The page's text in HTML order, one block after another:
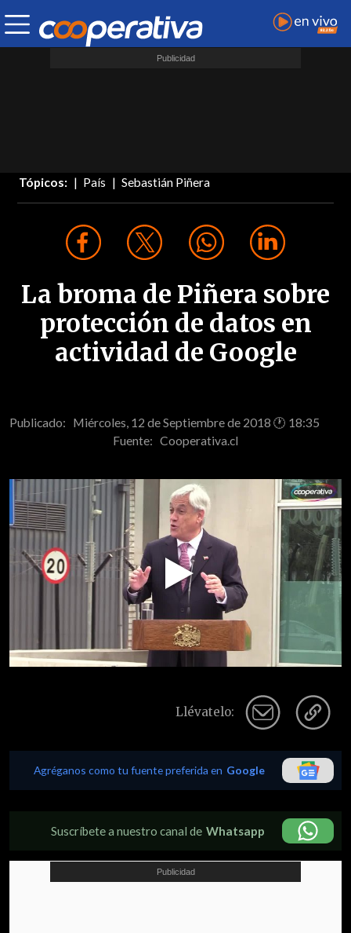
Tópicos: País Sebastián Piñera
La broma de Piñera sobre
protección de datos en
actividad de Google
Publicado: Miércoles, 12 de Septiembre de 2018 🕐 18:35
Fuente: Cooperativa.cl
Video
Llévatelo:
Agréganos como tu fuente preferida en Google
Suscríbete a nuestro canal de Whatsapp